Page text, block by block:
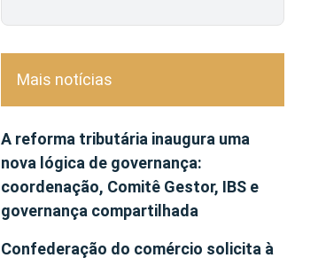
Mais notícias
A reforma tributária inaugura uma
nova lógica de governança:
coordenação, Comitê Gestor, IBS e
governança compartilhada
Confederação do comércio solicita à